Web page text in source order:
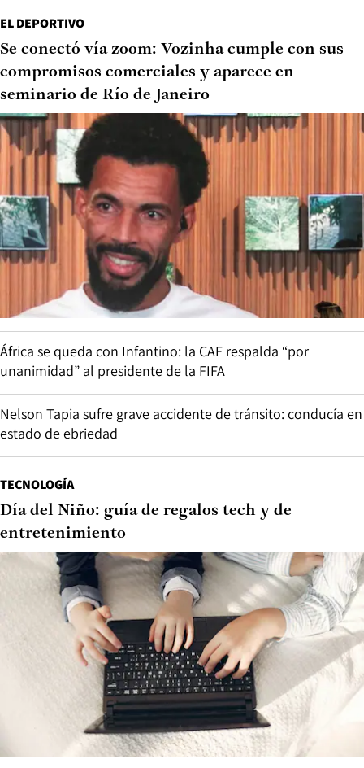
EL DEPORTIVO
Se conectó vía zoom: Vozinha cumple con sus
compromisos comerciales y aparece en
seminario de Río de Janeiro
África se queda con Infantino: la CAF respalda “por
unanimidad” al presidente de la FIFA
Nelson Tapia sufre grave accidente de tránsito: conducía en
estado de ebriedad
TECNOLOGÍA
Día del Niño: guía de regalos tech y de
entretenimiento